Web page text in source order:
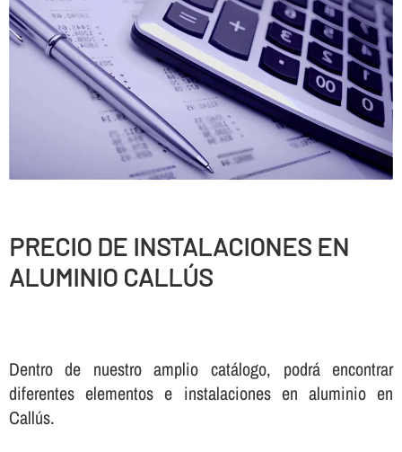
PRECIO DE INSTALACIONES EN
ALUMINIO CALLÚS
Dentro de nuestro amplio catálogo, podrá encontrar
diferentes elementos e instalaciones en aluminio en
Callús.